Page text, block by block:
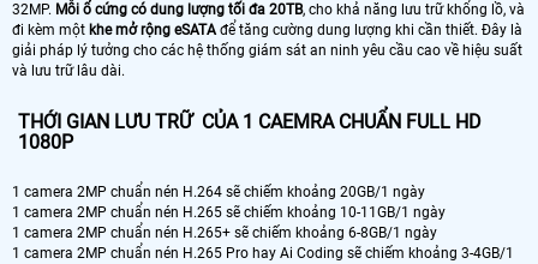
32MP. Mỗi ổ cứng có dung lượng tối đa 20TB, cho khả năng lưu trữ khổng lồ, và
đi kèm một khe mở rộng eSATAđể tăng cường dung lượng khi cần thiết. Đây là
giải pháp lý tưởng cho các hệ thống giám sát an ninh yêu cầu cao về hiệu suất
và lưu trữ lâu dài.
THỚI GIAN LƯU TRỮ CỦA 1 CAEMRA CHUẨN FULL HD
1080P
1 camera 2MP chuẩn nén H.264 sẽ chiếm khoảng 20GB/1 ngày
1 camera 2MP chuẩn nén H.265 sẽ chiếm khoảng 10-11GB/1 ngày
1 camera 2MP chuẩn nén H.265+ sẽ chiếm khoảng 6-8GB/1 ngày
1 camera 2MP chuẩn nén H.265 Pro hay Ai Coding sẽ chiếm khoảng 3-4GB/1